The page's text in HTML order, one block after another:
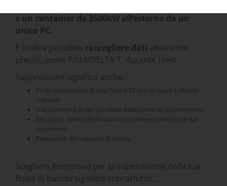
e un container da 3500kW all’esterno da un
unico PC.
È inoltre possibile raccogliere dati altamente
precisi, come P/U/I/DELTA T, durante i test.
Supervisione significa anche :
Programmazione di test fino a 72 ore (in base a diversi
scenari);
Tracciamento in tempo reale delle curve di supervisione;
Recupero delle informazioni termiche ed elettriche dai
vostri test;
Redazione dei rapporti di prova.
Scegliere Rentaload per la supervisione della tua
flotta di banchi significa soprattutto..: